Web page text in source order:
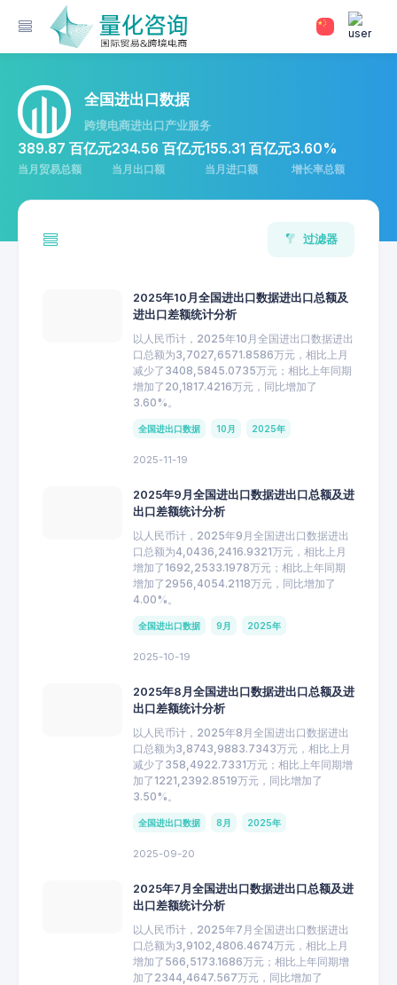
全国进出口数据
跨境电商进出口产业服务
389.87 百亿元
当月贸易总额
234.56 百亿元
当月出口额
155.31 百亿元
当月进口额
3.60%
增长率总额
过滤器
2025年10月全国进出口数据进出口总额及
进出口差额统计分析
以人民币计，2025年10月全国进出口数据进出
口总额为3,7027,6571.8586万元，相比上月
减少了3408,5845.0735万元；相比上年同期
增加了20,1817.4216万元，同比增加了
3.60%。
全国进出口数据 10月 2025年
2025-11-19
2025年9月全国进出口数据进出口总额及进
出口差额统计分析
以人民币计，2025年9月全国进出口数据进出
口总额为4,0436,2416.9321万元，相比上月
增加了1692,2533.1978万元；相比上年同期
增加了2956,4054.2118万元，同比增加了
4.00%。
全国进出口数据 9月 2025年
2025-10-19
2025年8月全国进出口数据进出口总额及进
出口差额统计分析
以人民币计，2025年8月全国进出口数据进出
口总额为3,8743,9883.7343万元，相比上月
减少了358,4922.7331万元；相比上年同期增
加了1221,2392.8519万元，同比增加了
3.50%。
全国进出口数据 8月 2025年
2025-09-20
2025年7月全国进出口数据进出口总额及进
出口差额统计分析
以人民币计，2025年7月全国进出口数据进出
口总额为3,9102,4806.4674万元，相比上月
增加了566,5173.1686万元；相比上年同期增
加了2344,4647.567万元，同比增加了